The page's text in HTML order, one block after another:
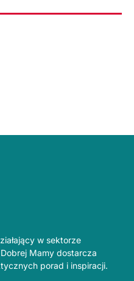
w sektorze
Mamy dostarcza
porad i inspiracji.